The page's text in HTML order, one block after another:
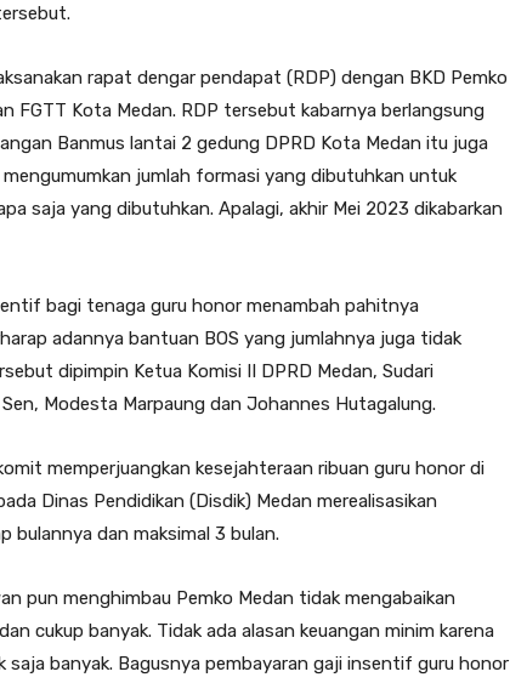
rapat dengar pendapat (RDP) dengan BKD Pemko
FGTT Kota Medan. RDP tersebut kabarnya berlangsung
Banmus lantai 2 gedung DPRD Kota Medan itu juga
jumlah formasi yang dibutuhkan untuk
saja yang dibutuhkan. Apalagi, akhir Mei 2023 dikabarkan
bagi tenaga guru honor menambah pahitnya
adannya bantuan BOS yang jumlahnya juga tidak
dipimpin Ketua Komisi II DPRD Medan, Sudari
Modesta Marpaung dan Johannes Hutagalung.
memperjuangkan kesejahteraan ribuan guru honor di
Dinas Pendidikan (Disdik) Medan merealisasikan
bulannya dan maksimal 3 bulan.
pun menghimbau Pemko Medan tidak mengabaikan
cukup banyak. Tidak ada alasan keuangan minim karena
saja banyak. Bagusnya pembayaran gaji insentif guru honor